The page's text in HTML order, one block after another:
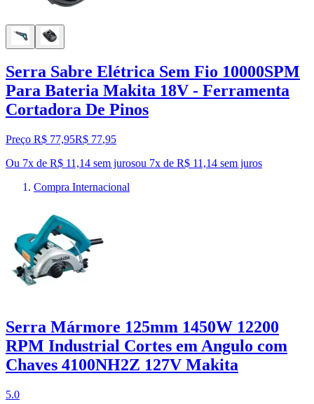
Serra Sabre Elétrica Sem Fio 10000SPM
Para Bateria Makita 18V - Ferramenta
Cortadora De Pinos
Preço R$ 77,95R$ 77,95
Ou 7x de R$ 11,14 sem jurosou 7x de R$ 11,14 sem juros
Compra Internacional
Serra Mármore 125mm 1450W 12200
RPM Industrial Cortes em Angulo com
Chaves 4100NH2Z 127V Makita
5.0